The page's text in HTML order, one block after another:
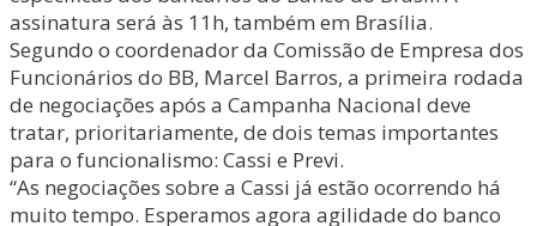
assinatura será às 11h, também em Brasília.
Segundo o coordenador da Comissão de Empresa dos
Funcionários do BB, Marcel Barros, a primeira rodada
de negociações após a Campanha Nacional deve
tratar, prioritariamente, de dois temas importantes
para o funcionalismo: Cassi e Previ.
“As negociações sobre a Cassi já estão ocorrendo há
muito tempo. Esperamos agora agilidade do banco